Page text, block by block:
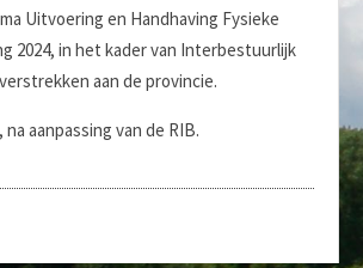
Uitvoering en Handhaving Fysieke
2024, in het kader van Interbestuurlijk
aan de provincie.
aanpassing van de RIB.